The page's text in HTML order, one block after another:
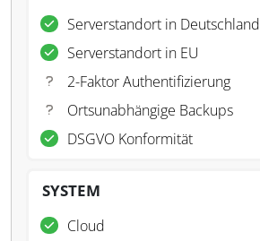
Serverstandort in Deutschland
Serverstandort in EU
2-Faktor Authentifizierung
Ortsunabhängige Backups
DSGVO Konformität
SYSTEM
Cloud